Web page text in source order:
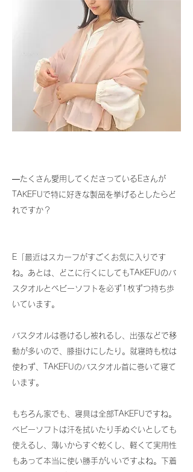
―たくさん愛用してくださっているEさんが
TAKEFUで特に好きな製品を挙げるとしたらど
れですか？
E「最近はスカーフがすごくお気に入りです
ね。あとは、どこに行くにしてもTAKEFUのバ
スタオルとベビーソフトを必ず1枚ずつ持ち歩
いています。
バスタオルは巻けるし被れるし、出張などで移
動が多いので、膝掛けにしたり。就寝時も枕は
使わず、TAKEFUのバスタオル首に巻いて寝て
います。
もちろん家でも、寝具は全部TAKEFUですね。
ベビーソフトは汗を拭いたり手ぬぐいとしても
使えるし、薄いからすぐ乾くし、軽くて実用性
もあって本当に使い勝手がいいですよね。下着